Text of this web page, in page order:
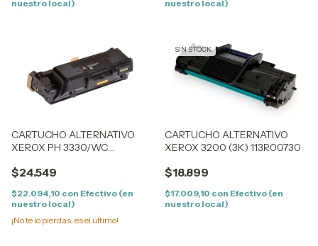
nuestro local)
nuestro local)
CARTUCHO ALTERNATIVO
XEROX PH 3330/WC
$24.549
$22.094,10 con Efectivo (en
nuestro local)
¡No te lo pierdas, es el último!
SIN STOCK
CARTUCHO ALTERNATIVO
XEROX 3200 (3K) 113R00730
$18.899
$17.009,10 con Efectivo (en
nuestro local)